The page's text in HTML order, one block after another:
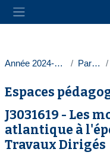
Passer au contenu principal
Panneau latéral
Année 2024-2025 Paris 1
Espaces
J3031619 - Les
atlantique à
Travaux Dirigés